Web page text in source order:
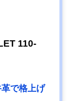
110-
で格上げ